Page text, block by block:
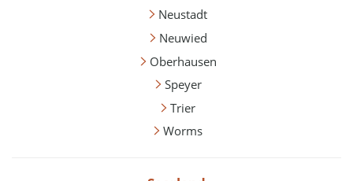
Neustadt
Neuwied
Oberhausen
Speyer
Trier
Worms